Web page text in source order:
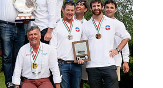
Campeón de
Europa